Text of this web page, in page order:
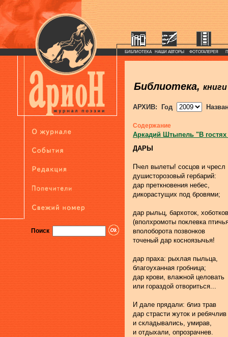
Поиск
БИБЛИОТЕКА НАШИ АВТОРЫ ФОТОГАЛЕРЕЯ
Библиотека, книги
АРХИВ: Год
Содержание
Аркадий Штыпель "В
ДАРЫ
Пчел вылеты! сосцов и чресл
душисторозовый гербарий:
дар преткновения небес,
дикорастущих под бровями;
дар рыльц, бархоток,
(вполхромоты поклевка
вполоборота позвонков
точеный дар косноязычья!
дар праха: рыхлая пыльца,
благоуханная гробница;
дар крови, влажной целовать
или гораздой отвориться...
И дале прядали: близ трав
дар страсти жуток и
и складывались, умирав,
и отдыхали, опрозрачнев.